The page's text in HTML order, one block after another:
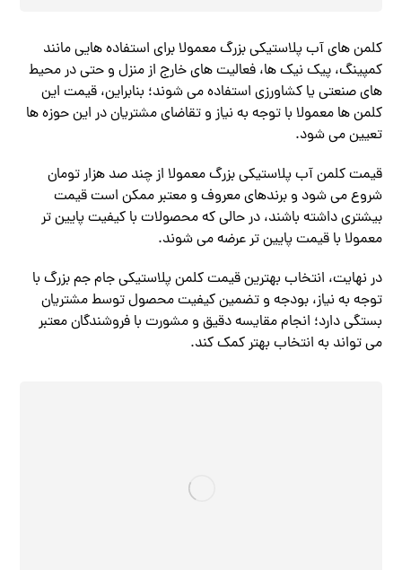
کلمن‌ های آب پلاستیکی بزرگ معمولا برای استفاده‌ هایی مانند
کمپینگ، پیک‌ نیک‌ ها، فعالیت‌ های خارج از منزل و حتی در محیط‌
های صنعتی یا کشاورزی استفاده می‌ شوند؛ بنابراین، قیمت این
کلمن‌ ها معمولا با توجه به نیاز و تقاضای مشتریان در این حوزه‌ ها
تعیین می‌ شود.
قیمت کلمن آب پلاستیکی بزرگ معمولا از چند صد هزار تومان
شروع می شود و برندهای معروف و معتبر ممکن است قیمت
بیشتری داشته باشند، در حالی که محصولات با کیفیت پایین‌ تر
معمولا با قیمت پایین‌ تر عرضه می‌ شوند.
در نهایت، انتخاب بهترین قیمت کلمن پلاستیکی جام جم بزرگ با
توجه به نیاز، بودجه و تضمین کیفیت محصول توسط مشتریان
بستگی دارد؛ انجام مقایسه دقیق و مشورت با فروشندگان معتبر
می‌ تواند به انتخاب بهتر کمک کند.